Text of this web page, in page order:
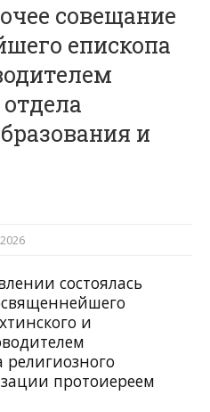
совещание
епископа
и
состоялась
и
религиозного
протоиереем